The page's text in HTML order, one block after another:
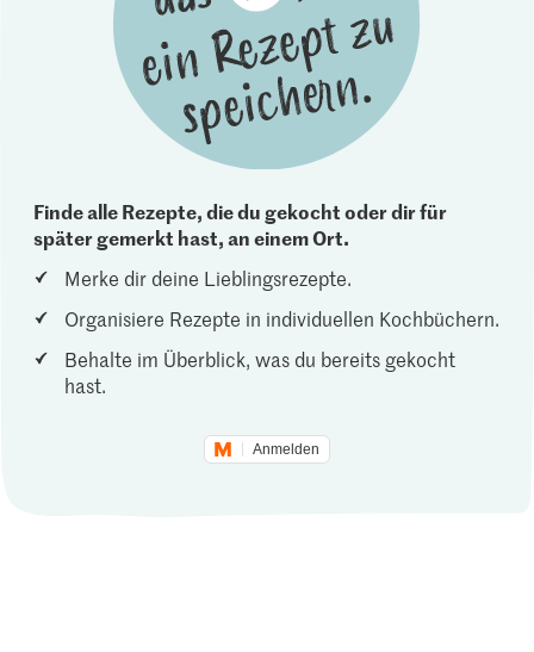
Finde alle Rezepte, die du gekocht oder dir für
später gemerkt hast, an einem Ort.
Merke dir deine Lieblingsrezepte.
Organisiere Rezepte in individuellen Kochbüchern.
Behalte im Überblick, was du bereits gekocht
hast.
Anmelden